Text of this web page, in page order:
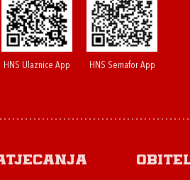
HNS Ulaznice App HNS Semafor App